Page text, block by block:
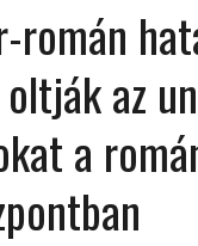
román
az
a